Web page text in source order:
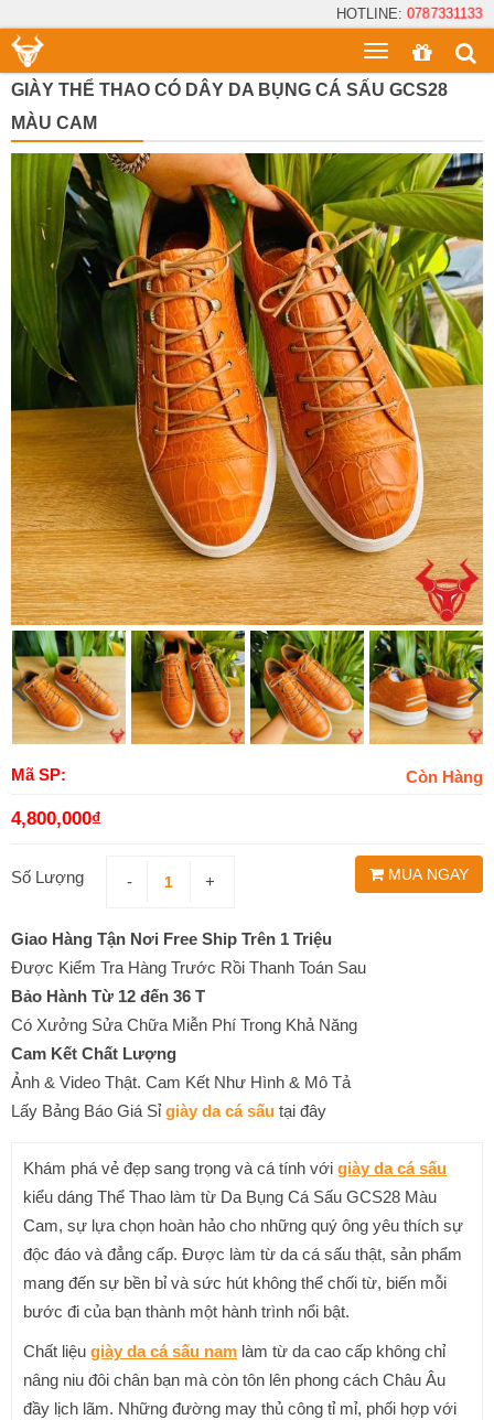
HOTLINE: 0787331133
Toggle
menu
GIÀY THỂ THAO CÓ DÂY DA BỤNG CÁ SẤU GCS28
MÀU CAM
Mã SP: Còn Hàng
4,800,000₫
Số Lượng - + MUA NGAY
Giao Hàng Tận Nơi Free Ship Trên 1 Triệu
Được Kiểm Tra Hàng Trước Rồi Thanh Toán Sau
Bảo Hành Từ 12 đến 36 T
Có Xưởng Sửa Chữa Miễn Phí Trong Khả Năng
Cam Kết Chất Lượng
Ảnh & Video Thật. Cam Kết Như Hình & Mô Tả
Lấy Bảng Báo Giá Sỉgiày da cá sấu tại đây
Khám phá vẻ đẹp sang trọng và cá tính với giày da cá sấu
kiểu dáng Thể Thao làm từ Da Bụng Cá Sấu GCS28 Màu
Cam, sự lựa chọn hoàn hảo cho những quý ông yêu thích sự
độc đáo và đẳng cấp. Được làm từ da cá sấu thật, sản phẩm
mang đến sự bền bỉ và sức hút không thể chối từ, biến mỗi
bước đi của bạn thành một hành trình nổi bật.
Chất liệu giày da cá sấu nam làm từ da cao cấp không chỉ
nâng niu đôi chân bạn mà còn tôn lên phong cách Châu Âu
đầy lịch lãm. Những đường may thủ công tỉ mỉ, phối hợp với